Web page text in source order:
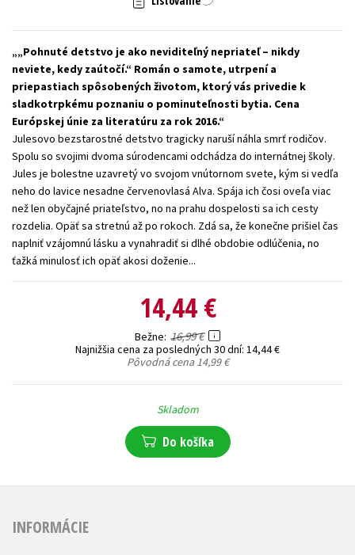
Výchova a pedagogika
Young adult
Young adult (SK)
Zdravie a životný štýl
Všetky tituly
„Pohnuté detstvo je ako neviditeľný nepriateľ – nikdy
neviete, kedy zaútočí.“ Román o samote, utrpení a
priepastiach spôsobených životom, ktorý vás privedie k
sladkotrpkému poznaniu o pominuteľnosti bytia. Cena
Európskej únie za literatúru za rok 2016.
Julesovo bezstarostné detstvo tragicky naruší náhla smrť rodičov.
Spolu so svojimi dvoma súrodencami odchádza do internátnej školy.
Jules je bolestne uzavretý vo svojom vnútornom svete, kým si vedľa
neho do lavice nesadne červenovlasá Alva. Spája ich čosi oveľa viac
než len obyčajné priateľstvo, no na prahu dospelosti sa ich cesty
rozdelia. Opäť sa stretnú až po rokoch. Zdá sa, že konečne prišiel čas
naplniť vzájomnú lásku a vynahradiť si dlhé obdobie odlúčenia, no
ťažká minulosť ich opäť akosi doženie...
14,44 €
Bežne 16,99 €
Najnižšia cena za posledných 30 dní: 14,44 €
Pôvodná cena 14,99 €
Skladom
Do košíka
INFORMÁCIE